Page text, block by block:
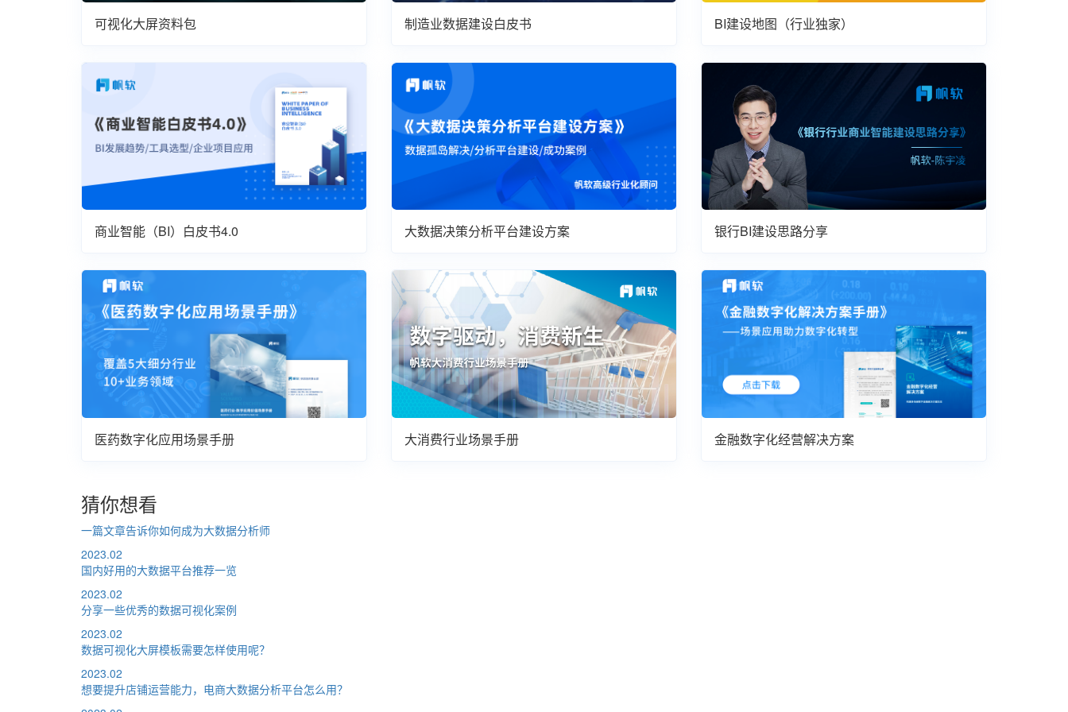
可视化大屏资料包 制造业数据建设白皮书 BI建设地图（行业独家）
商业智能（BI）白皮书4.0 大数据决策分析平台建设方案 银行BI建设思路分享
医药数字化应用场景手册 大消费行业场景手册 金融数字化经营解决方案
猜你想看
一篇文章告诉你如何成为大数据分析师
2023.02
国内好用的大数据平台推荐一览
2023.02
分享一些优秀的数据可视化案例
2023.02
数据可视化大屏模板需要怎样使用呢？
2023.02
想要提升店铺运营能力，电商大数据分析平台怎么用？